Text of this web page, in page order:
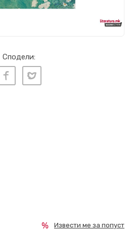
Сподели:
Извести ме за попуст